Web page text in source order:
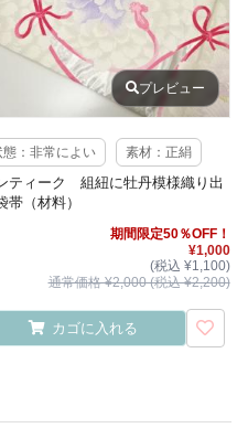
プレビュー
態：非常によい 素材：正絹
ティーク 組紐に牡丹模様織り出
帯（材料）
期間限定50％OFF！
¥1,000
(税込 ¥1,100)
通常価格 ¥2,000 (税込 ¥2,200)
カゴに入れる